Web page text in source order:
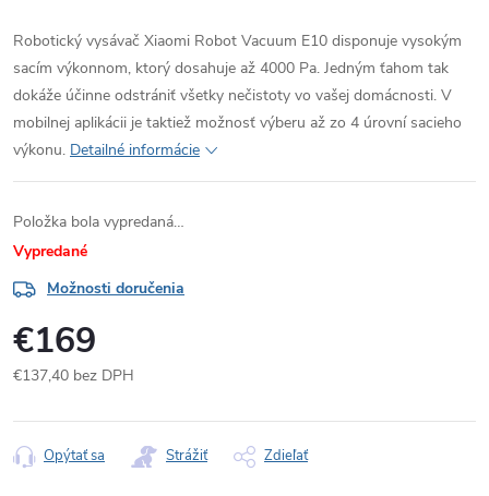
Robotický vysávač Xiaomi Robot Vacuum E10 disponuje vysokým
sacím výkonnom, ktorý dosahuje až 4000 Pa. Jedným ťahom tak
dokáže účinne odstrániť všetky nečistoty vo vašej domácnosti. V
mobilnej aplikácii je taktiež možnosť výberu až zo 4 úrovní sacieho
výkonu. Detailné informácie
Položka bola vypredaná…
Vypredané
Možnosti doručenia
€169
€137,40 bez DPH
cena:
Opýtať sa Strážiť Zdieľať